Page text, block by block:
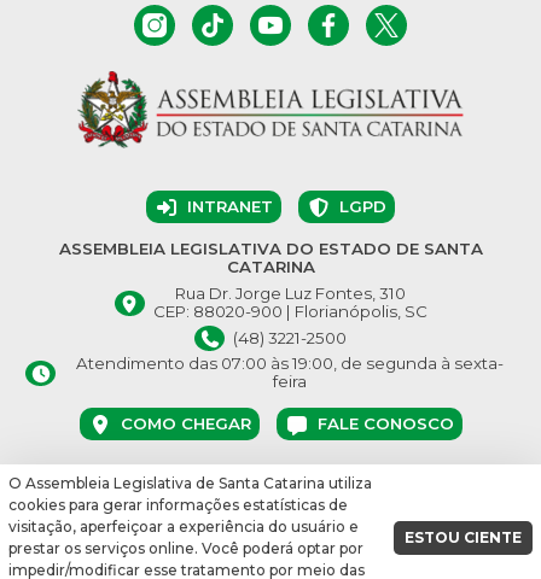
INTRANET LGPD
ASSEMBLEIA LEGISLATIVA DO ESTADO DE SANTA
CATARINA
Rua Dr. Jorge Luz Fontes, 310
CEP: 88020-900 | Florianópolis, SC
(48) 3221-2500
Atendimento das 07:00 às 19:00, de segunda à sexta-
feira
COMO CHEGAR FALE CONOSCO
© Assembleia Legislativa do Estado de Santa Catarina 2026.
Desenvolvido por:
vbuild 17609
O Assembleia Legislativa de Santa Catarina utiliza
cookies para gerar informações estatísticas de
visitação, aperfeiçoar a experiência do usuário e
prestar os serviços online. Você poderá optar por
impedir/modificar esse tratamento por meio das
ESTOU CIENTE